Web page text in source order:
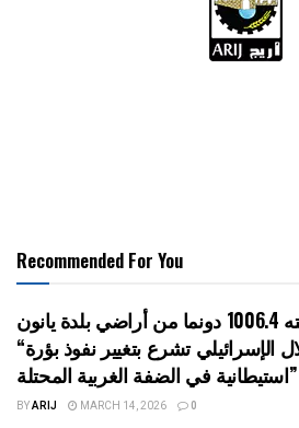
Recommended For You
“سلطات الاحتلال الإسرائيلي تشرع بتغيير نفوذ بؤرة
استيطانية في الضفة الغربية المحتلة”
BYARIJ MARCH 14, 2026 0